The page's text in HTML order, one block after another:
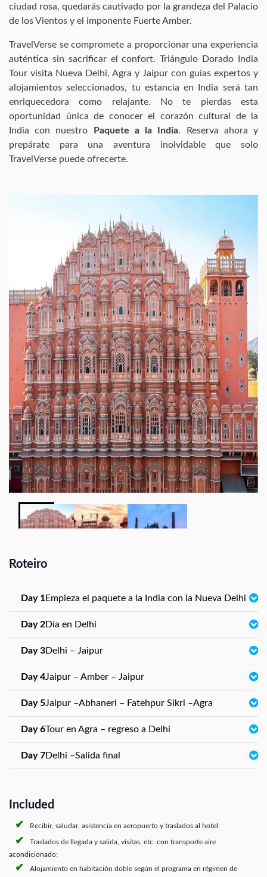
ciudad rosa, quedarás cautivado por la grandeza del Palacio
de los Vientos y el imponente Fuerte Amber.
TravelVerse se compromete a proporcionar una experiencia
auténtica sin sacrificar el confort. Triángulo Dorado India
Tour visita Nueva Delhi, Agra y Jaipur con guías expertos y
alojamientos seleccionados, tu estancia en India será tan
enriquecedora como relajante. No te pierdas esta
oportunidad única de conocer el corazón cultural de la
India con nuestro
Paquete a la India. Reserva ahora y
prepárate para una aventura inolvidable que solo
TravelVerse puede ofrecerte.
Roteiro
Day 1Empieza el paquete a la India con la Nueva Delhi
Day 2Día en Delhi
Day 3Delhi – Jaipur
Day 4Jaipur – Amber – Jaipur
Day 5Jaipur –Abhaneri – Fatehpur Sikri –Agra
Day 6Tour en Agra – regreso a Delhi
Day 7Delhi –Salida final
Included
Recibir, saludar, asistencia en aeropuerto y traslados al hotel.
Traslados de llegada y salida, visitas, etc. con transporte aire
acondicionado;
Alojamiento en habitación doble según el programa en régimen de